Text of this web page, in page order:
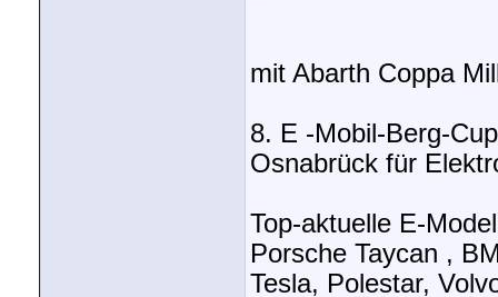
mit Abarth Coppa
8. E -Mobil-Berg-
Osnabrück für
Top-aktuelle E-
Porsche Taycan ,
Tesla, Polestar,